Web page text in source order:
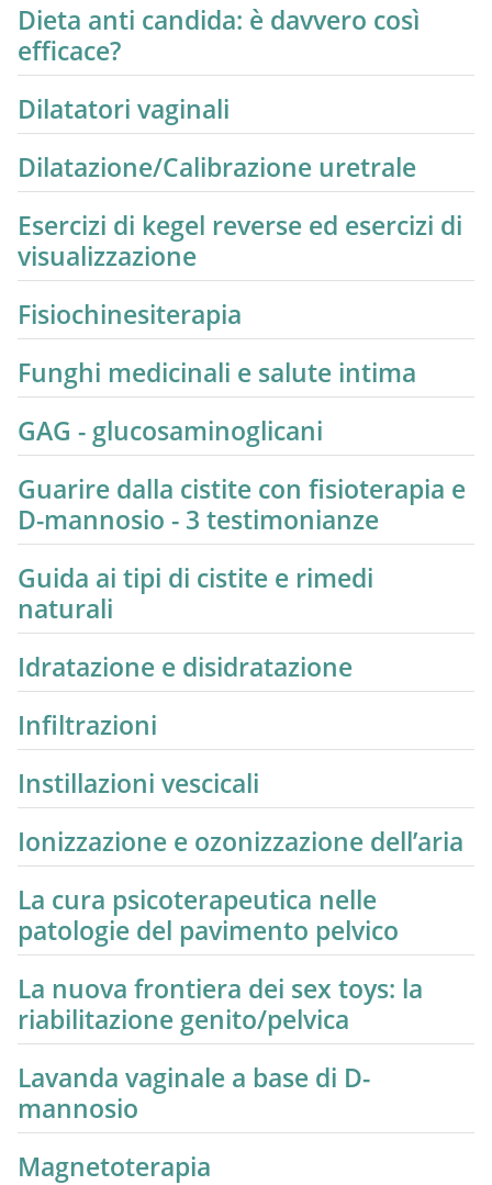
Dieta anti candida: è davvero così
efficace?
Dilatatori vaginali
Dilatazione/Calibrazione uretrale
Esercizi di kegel reverse ed esercizi di
visualizzazione
Fisiochinesiterapia
Funghi medicinali e salute intima
GAG - glucosaminoglicani
Guarire dalla cistite con fisioterapia e
D-mannosio - 3 testimonianze
Guida ai tipi di cistite e rimedi
naturali
Idratazione e disidratazione
Infiltrazioni
Instillazioni vescicali
Ionizzazione e ozonizzazione dell’aria
La cura psicoterapeutica nelle
patologie del pavimento pelvico
La nuova frontiera dei sex toys: la
riabilitazione genito/pelvica
Lavanda vaginale a base di D-
mannosio
Magnetoterapia